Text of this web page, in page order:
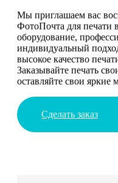
Мы приглашаем вас
ФотоПочта для печати
оборудование,
индивидуальный
высокое качество
Заказывайте печать
оставляйте свои яркие
Сделать заказ